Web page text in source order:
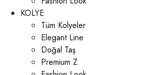
KOLYE
Tüm Kolyeler
Elegant Line
Doğal Taş
Premium Z